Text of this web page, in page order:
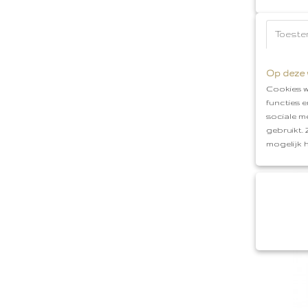
Op deze
Cookies
functies
sociale
gebruikt.
mogelijk